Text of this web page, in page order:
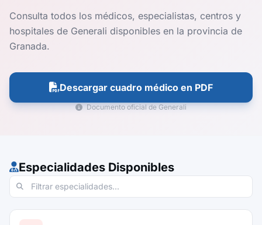
Consulta todos los médicos, especialistas, centros y
hospitales de Generali disponibles en la provincia de
Granada.
Descargar cuadro médico en PDF
Documento oficial de Generali
Especialidades Disponibles